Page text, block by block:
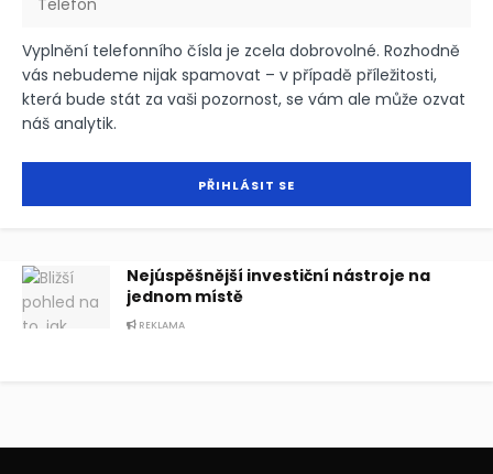
Vyplnění telefonního čísla je zcela dobrovolné. Rozhodně
vás nebudeme nijak spamovat – v případě příležitosti,
která bude stát za vaši pozornost, se vám ale může ozvat
náš analytik.
Nejúspěšnější investiční nástroje na
jednom místě
REKLAMA